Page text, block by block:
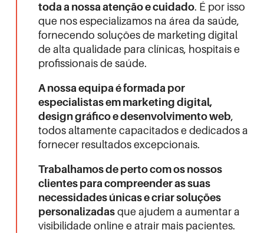
toda a nossa atenção e cuidado. É por isso
que nos especializamos na área da saúde,
fornecendo soluções de marketing digital
de alta qualidade para clínicas, hospitais e
profissionais de saúde.
A nossa equipa é formada por
especialistas em marketing digital,
design gráfico e desenvolvimento web,
todos altamente capacitados e dedicados a
fornecer resultados excepcionais.
Trabalhamos de perto com os nossos
clientes para compreender as suas
necessidades únicas e criar soluções
personalizadas que ajudem a aumentar a
visibilidade online e atrair mais pacientes.